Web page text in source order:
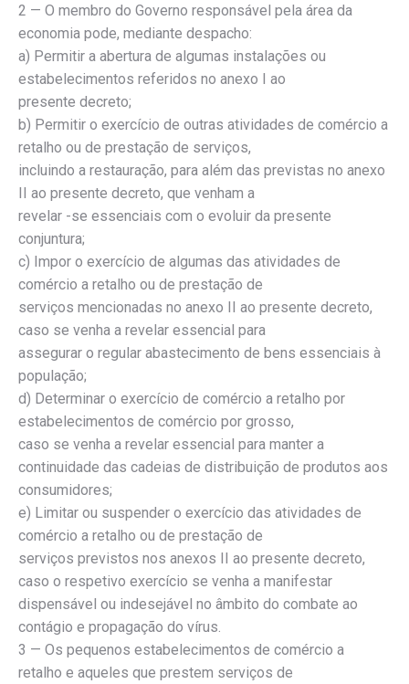
2 — O membro do Governo responsável pela área da
economia pode, mediante despacho:
a) Permitir a abertura de algumas instalações ou
estabelecimentos referidos no anexo I ao
presente decreto;
b) Permitir o exercício de outras atividades de comércio a
retalho ou de prestação de serviços,
incluindo a restauração, para além das previstas no anexo
II ao presente decreto, que venham a
revelar -se essenciais com o evoluir da presente
conjuntura;
c) Impor o exercício de algumas das atividades de
comércio a retalho ou de prestação de
serviços mencionadas no anexo II ao presente decreto,
caso se venha a revelar essencial para
assegurar o regular abastecimento de bens essenciais à
população;
d) Determinar o exercício de comércio a retalho por
estabelecimentos de comércio por grosso,
caso se venha a revelar essencial para manter a
continuidade das cadeias de distribuição de produtos aos
consumidores;
e) Limitar ou suspender o exercício das atividades de
comércio a retalho ou de prestação de
serviços previstos nos anexos II ao presente decreto,
caso o respetivo exercício se venha a manifestar
dispensável ou indesejável no âmbito do combate ao
contágio e propagação do vírus.
3 — Os pequenos estabelecimentos de comércio a
retalho e aqueles que prestem serviços de